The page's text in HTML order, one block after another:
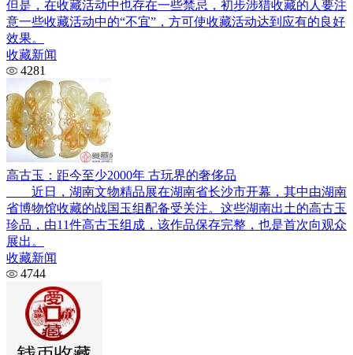
但是，在收藏活动中也存在一些禁忌，初步涉猎收藏的人要注
意一些收藏活动中的“不宜”，方可使收藏活动达到应有的良好
效果。
收藏新闻
4281
高古玉：距今至少2000年 古玩界的奢侈品
近日，湖南文物精品展在湖南省长沙市开幕，其中由湖南
省博物馆收藏的战国玉组配备受关注。这些湖南出土的高古玉
珍品，由11件高古玉组成，该作品保存完整，也是首次向观众
展出。
收藏新闻
4744